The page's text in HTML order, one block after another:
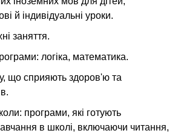
й індивідуальні уроки.
заняття.
логіка, математика.
що сприяють здоров'ю та
програми, які готують
в школі, включаючи читання,